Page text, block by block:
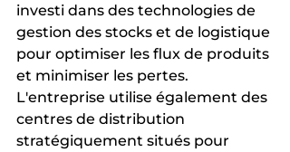
investi dans des technologies de
gestion des stocks et de logistique
pour optimiser les flux de produits
et minimiser les pertes.
L'entreprise utilise également des
centres de distribution
stratégiquement situés pour